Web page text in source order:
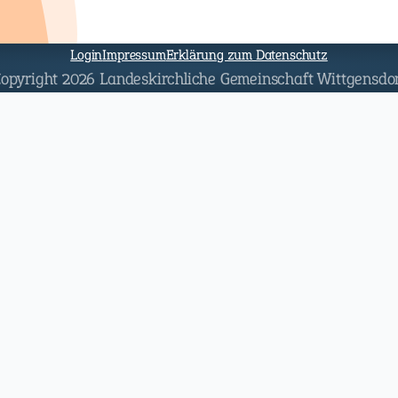
überspringen
LoginImpressumErklärung zum Datenschutz
2026 Landeskirchliche Gemeinschaft